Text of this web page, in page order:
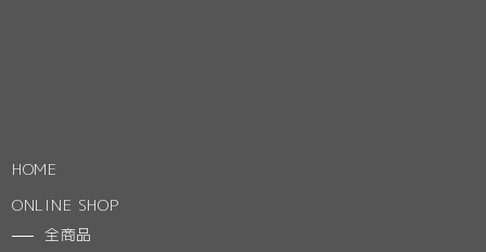
HOME
ONLINE SHOP
全商品